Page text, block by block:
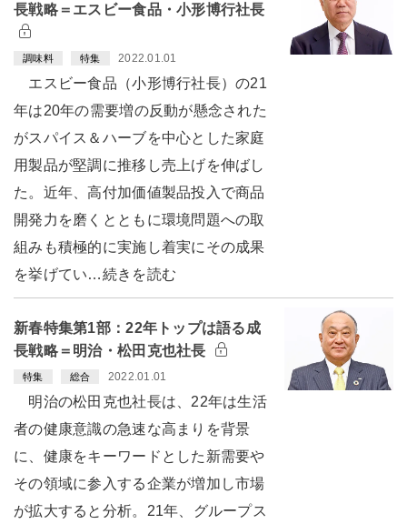
長戦略＝エスビー食品・小形博行社長
調味料 特集 2022.01.01
エスビー食品（小形博行社長）の21
年は20年の需要増の反動が懸念された
がスパイス＆ハーブを中心とした家庭
用製品が堅調に推移し売上げを伸ばし
た。近年、高付加価値製品投入で商品
開発力を磨くとともに環境問題への取
組みも積極的に実施し着実にその成果
を挙げてい…続きを読む
新春特集第1部：22年トップは語る成
長戦略＝明治・松田克也社長
特集 総合 2022.01.01
明治の松田克也社長は、22年は生活
者の健康意識の急速な高まりを背景
に、健康をキーワードとした新需要や
その領域に参入する企業が増加し市場
が拡大すると分析。21年、グループス